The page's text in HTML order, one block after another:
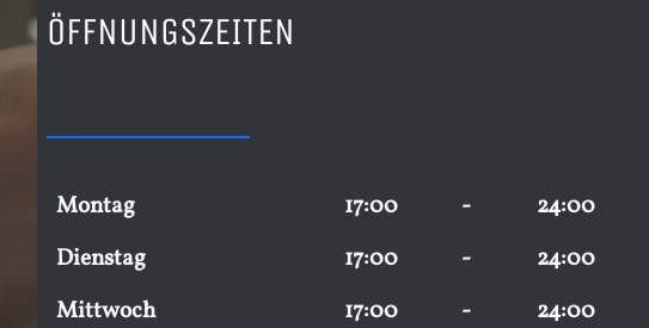
ÖFFNUNGSZEITEN
Montag 17:00 -
24:00
Dienstag
17:00 -
24:00
Mittwoch
17:00 -
24:00